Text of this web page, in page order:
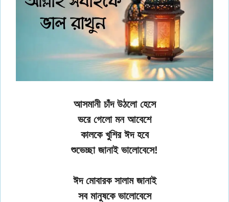
আসমানী চাঁদ উঠলো হেসে
ভরে গেলো মন আবেশে
কালকে খুশির ঈদ হবে
শুভেচ্ছা জানাই ভালোবেসে!
ঈদ মোবারক সালাম জানাই
সব মানুষকে ভালোবেসে